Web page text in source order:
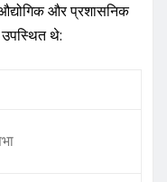
और प्रशासनिक
उपस्थित थे: